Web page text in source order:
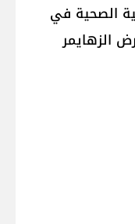
الصحية في
الزهايمر